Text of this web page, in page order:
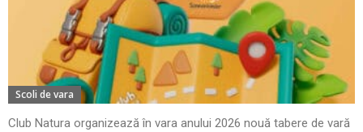
Scoli de vara
Club Natura organizează în vara anului 2026 nouă tabere de vară